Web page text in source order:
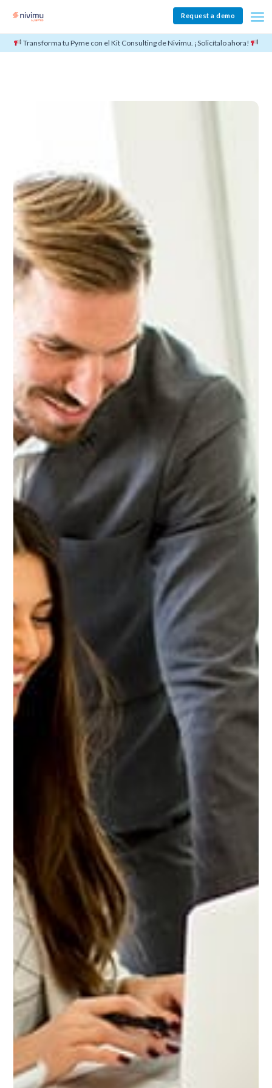
Request a demo
Transforma tu Pyme con el Kit Consulting de Nivimu. ¡Solicítalo ahora!